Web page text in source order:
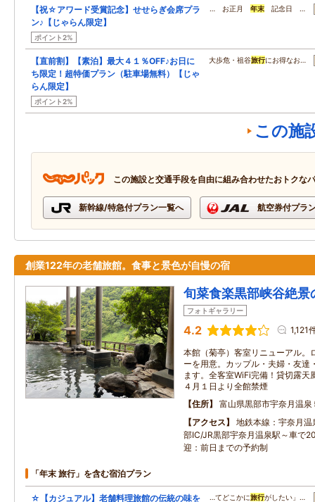
【祝☆アワード受賞記念】せせらぎ会席プラ
ン♪【じゃらん限定】
ポイント2%
… お正月 年末 記念日 …
【直前割】【素泊】最大４１％OFF♪お日に
ち限定！超特価プラン（駐車場無料）【じゃ
らん限定】
ポイント2%
大歩危・祖谷旅行にお得なお…
この施
この施設と交通手段を自由に組み合わせたおトクな
新幹線/特急付プラン一覧へ 航空券付プラ
創業122年の老舗旅館。食事と景色が自慢の宿
旬菜食楽黒部峡谷絶
フォトギャラリー
4.2 1,121
本館（菊亭）客室リニューアル。
ーを用意。カップル・夫婦・友達
ます。全客室WiFi完備！貸切露
４月１日より全館禁煙
住所
富山県黒部市宇奈月温泉
アクセス
地鉄本線：宇奈月
部IC/JR黒部宇奈月温泉駅～車で
迎：前日までの予約制
「年末 旅行」を含む宿泊プラン
☆【カジュアル】老舗料理旅館の伝統の味を
…てどこかに旅行がしたい」…